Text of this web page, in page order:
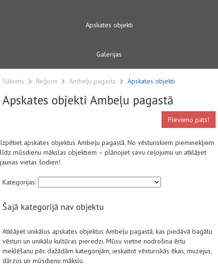
Apskates objekti
Galerijas
Sākums Reģioni Ambeļu pagasts Apskates objekti
Apskates objekti Ambeļu pagastā
Pievieno pats!
Izpētiet apskates objektus Ambeļu pagastā. No vēsturiskiem pieminekļiem
līdz mūsdienu mākslas objektiem – plānojiet savu ceļojumu un atklājiet
jaunas vietas šodien!
Kategorijas:
Šajā kategorijā nav objektu
Atklājiet unikālus apskates objektus Ambeļu pagastā, kas piedāvā bagātu
vēsturi un unikālu kultūras pieredzi. Mūsu vietne nodrošina ērtu
meklēšanu pēc dažādām kategorijām, ieskaitot vēsturiskās ēkas, muzejus,
dārzus un mūsdienu mākslu.